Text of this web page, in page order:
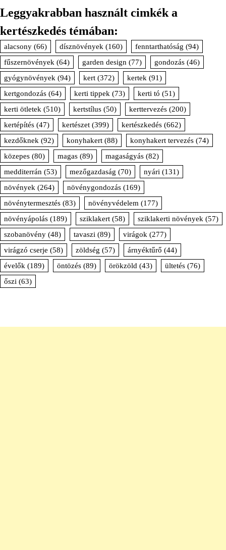
Leggyakrabban használt cimkék a
kertészkedés témában:
alacsony (66) dísznövények (160) fenntarthatóság (94)
fűszernövények (64) garden design (77) gondozás (46)
gyógynövények (94) kert (372) kertek (91)
kertgondozás (64) kerti tippek (73) kerti tó (51)
kerti ötletek (510) kertstílus (50) kerttervezés (200)
kertépítés (47) kertészet (399) kertészkedés (662)
kezdőknek (92) konyhakert (88) konyhakert tervezés (74)
közepes (80) magas (89) magaságyás (82)
medditerrán (53) mezőgazdaság (70) nyári (131)
növények (264) növénygondozás (169)
növénytermesztés (83) növényvédelem (177)
növényápolás (189) sziklakert (58) sziklakerti növények (57)
szobanövény (48) tavaszi (89) virágok (277)
virágzó cserje (58) zöldség (57) árnyéktűrő (44)
évelők (189) öntözés (89) örökzöld (43) ültetés (76)
őszi (63)